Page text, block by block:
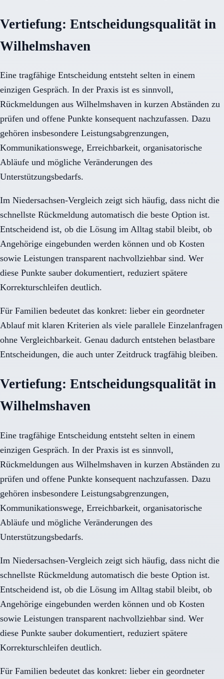
Vertiefung: Entscheidungsqualität in
Wilhelmshaven
Eine tragfähige Entscheidung entsteht selten in einem
einzigen Gespräch. In der Praxis ist es sinnvoll,
Rückmeldungen aus Wilhelmshaven in kurzen Abständen zu
prüfen und offene Punkte konsequent nachzufassen. Dazu
gehören insbesondere Leistungsabgrenzungen,
Kommunikationswege, Erreichbarkeit, organisatorische
Abläufe und mögliche Veränderungen des
Unterstützungsbedarfs.
Im Niedersachsen-Vergleich zeigt sich häufig, dass nicht die
schnellste Rückmeldung automatisch die beste Option ist.
Entscheidend ist, ob die Lösung im Alltag stabil bleibt, ob
Angehörige eingebunden werden können und ob Kosten
sowie Leistungen transparent nachvollziehbar sind. Wer
diese Punkte sauber dokumentiert, reduziert spätere
Korrekturschleifen deutlich.
Für Familien bedeutet das konkret: lieber ein geordneter
Ablauf mit klaren Kriterien als viele parallele Einzelanfragen
ohne Vergleichbarkeit. Genau dadurch entstehen belastbare
Entscheidungen, die auch unter Zeitdruck tragfähig bleiben.
Vertiefung: Entscheidungsqualität in
Wilhelmshaven
Eine tragfähige Entscheidung entsteht selten in einem
einzigen Gespräch. In der Praxis ist es sinnvoll,
Rückmeldungen aus Wilhelmshaven in kurzen Abständen zu
prüfen und offene Punkte konsequent nachzufassen. Dazu
gehören insbesondere Leistungsabgrenzungen,
Kommunikationswege, Erreichbarkeit, organisatorische
Abläufe und mögliche Veränderungen des
Unterstützungsbedarfs.
Im Niedersachsen-Vergleich zeigt sich häufig, dass nicht die
schnellste Rückmeldung automatisch die beste Option ist.
Entscheidend ist, ob die Lösung im Alltag stabil bleibt, ob
Angehörige eingebunden werden können und ob Kosten
sowie Leistungen transparent nachvollziehbar sind. Wer
diese Punkte sauber dokumentiert, reduziert spätere
Korrekturschleifen deutlich.
Für Familien bedeutet das konkret: lieber ein geordneter